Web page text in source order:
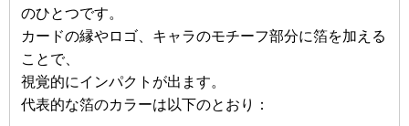
のひとつです。
カードの縁やロゴ、キャラのモチーフ部分に箔を加える
ことで、
視覚的にインパクトが出ます。
代表的な箔のカラーは以下のとおり：